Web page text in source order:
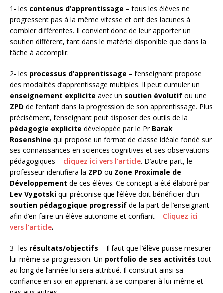
1- les contenus d’apprentissage – tous les élèves ne
progressent pas à la même vitesse et ont des lacunes à
combler différentes. Il convient donc de leur apporter un
soutien différent, tant dans le matériel disponible que dans la
tâche à accomplir.
2- les processus d’apprentissage – l’enseignant propose
des modalités d’apprentissage multiples. Il peut cumuler un
enseignement explicite avec un soutien évolutif ou une
ZPD de l’enfant dans la progression de son apprentissage. Plus
précisément, l’enseignant peut disposer des outils de la
pédagogie explicite développée par le Pr Barak
Rosenshine qui propose un format de classe idéale fondé sur
ses connaissances en sciences cognitives et ses observations
pédagogiques – cliquez ici vers l’article. D’autre part, le
professeur identifiera la ZPD ou Zone Proximale de
Développement de ces élèves. Ce concept a été élaboré par
Lev Vygotski qui préconise que l’élève doit bénéficier d’un
soutien pédagogique progressif de la part de l’enseignant
afin d’en faire un élève autonome et confiant – Cliquez ici
vers l’article.
3- les résultats/objectifs – Il faut que l’élève puisse mesurer
lui-même sa progression. Un portfolio de ses activités tout
au long de l’année lui sera attribué. Il construit ainsi sa
confiance en soi en apprenant à se comparer à lui-même et